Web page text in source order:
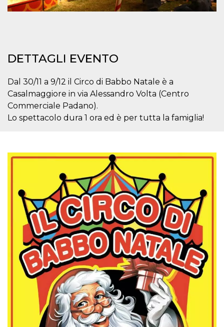
DETTAGLI EVENTO
Dal 30/11 a 9/12 il Circo di Babbo Natale è a
Casalmaggiore in via Alessandro Volta (Centro
Commerciale Padano).
Lo spettacolo dura 1 ora ed è per tutta la famiglia!